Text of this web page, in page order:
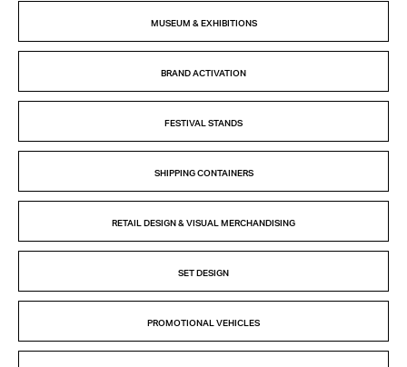
MUSEUM & EXHIBITIONS
BRAND ACTIVATION
FESTIVAL STANDS
SHIPPING CONTAINERS
RETAIL DESIGN & VISUAL MERCHANDISING
SET DESIGN
PROMOTIONAL VEHICLES